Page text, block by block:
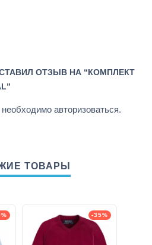
ОТЗЫВ НА “КОМПЛЕКТ
необходимо авторизоваться.
ТОВАРЫ
-35%